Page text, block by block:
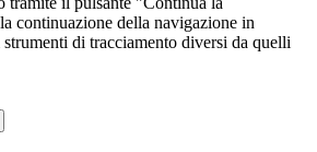
continuazione della navigazione in
di tracciamento diversi da quelli